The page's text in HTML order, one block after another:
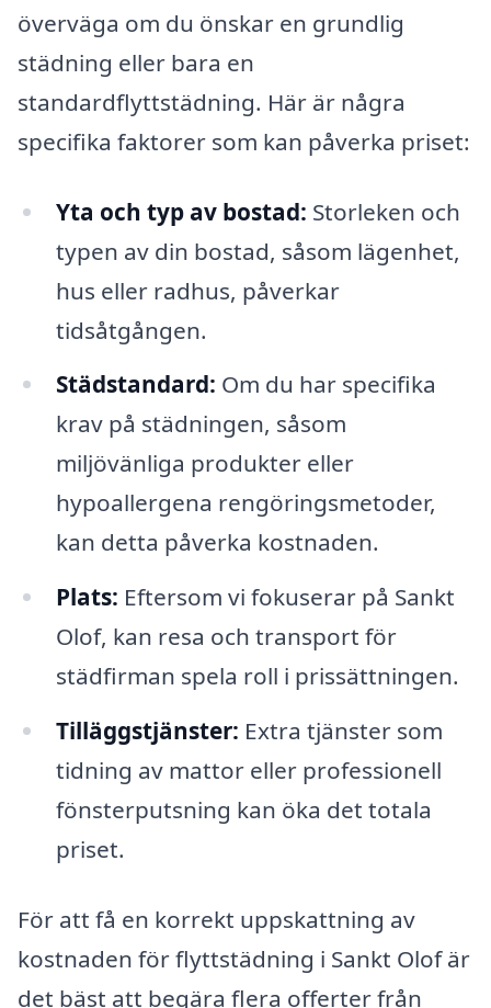
överväga om du önskar en grundlig
städning eller bara en
standardflyttstädning. Här är några
specifika faktorer som kan påverka priset:
Yta och typ av bostad: Storleken och
typen av din bostad, såsom lägenhet,
hus eller radhus, påverkar
tidsåtgången.
Städstandard: Om du har specifika
krav på städningen, såsom
miljövänliga produkter eller
hypoallergena rengöringsmetoder,
kan detta påverka kostnaden.
Plats: Eftersom vi fokuserar på Sankt
Olof, kan resa och transport för
städfirman spela roll i prissättningen.
Tilläggstjänster: Extra tjänster som
tidning av mattor eller professionell
fönsterputsning kan öka det totala
priset.
För att få en korrekt uppskattning av
kostnaden för flyttstädning i Sankt Olof är
det bäst att begära flera offerter från